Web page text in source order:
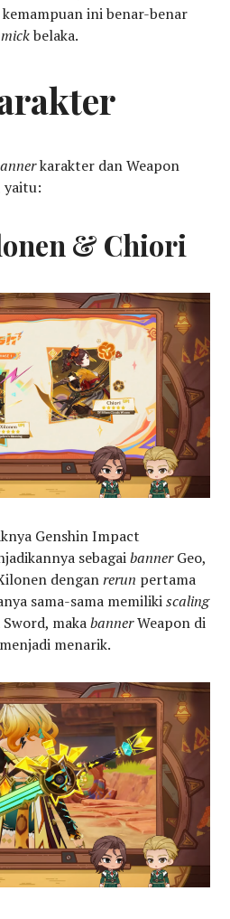
ini benar-benar
belaka.
karakter dan Weapon
yaitu:
& Chiori
Genshin Impact
sebagaibannerGeo,
denganrerun pertama
sama-sama memilikiscaling
Sword, makabannerWeapon di
menarik.